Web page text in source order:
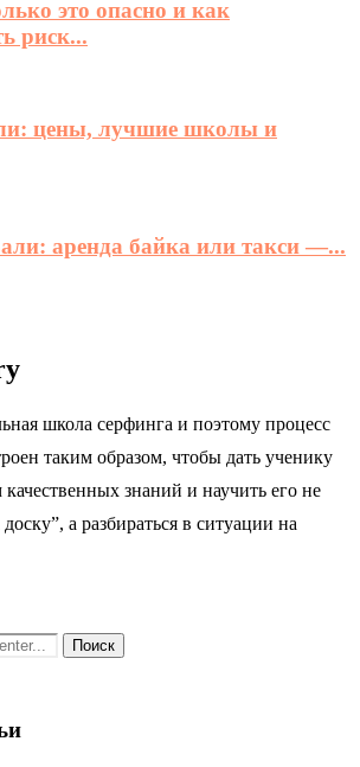
это опасно и как
риск...
цены, лучшие школы и
аренда байка или такси —...
школа серфинга и поэтому процесс
таким образом, чтобы дать ученику
знаний и научить его не
а разбираться в ситуации на